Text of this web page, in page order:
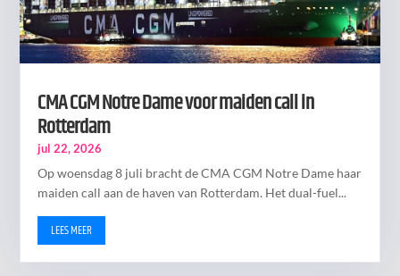
CMA CGM Notre Dame voor maiden call in
Rotterdam
jul 22, 2026
Op woensdag 8 juli bracht de CMA CGM Notre Dame haar
maiden call aan de haven van Rotterdam. Het dual-fuel...
LEES MEER